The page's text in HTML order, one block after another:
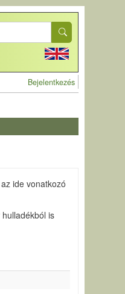
User account
Bejelentkezés
ide vonatkozó
is